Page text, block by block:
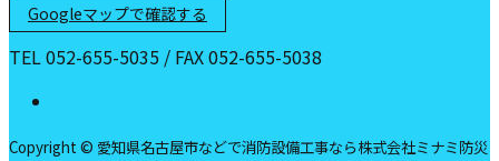
Googleマップで確認する
TEL 052-655-5035 / FAX 052-655-5038
Copyright © 愛知県名古屋市などで消防設備工事なら株式会社ミナミ防災